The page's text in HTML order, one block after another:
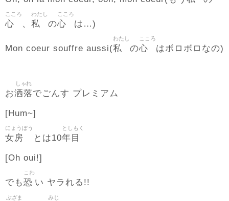
心
こころ
、 私
わたし
の心
こころ
は…)
Mon coeur souffre aussi(私
わたし
の心
こころ
はボロボロなの)
お洒落
しゃれ
でごんす プレミアム
[Hum~]
女房
にょうぼう
とは10年目
としもく
[Oh oui!]
でも恐
こわ
い ヤラれる!!
ぶざま みじ